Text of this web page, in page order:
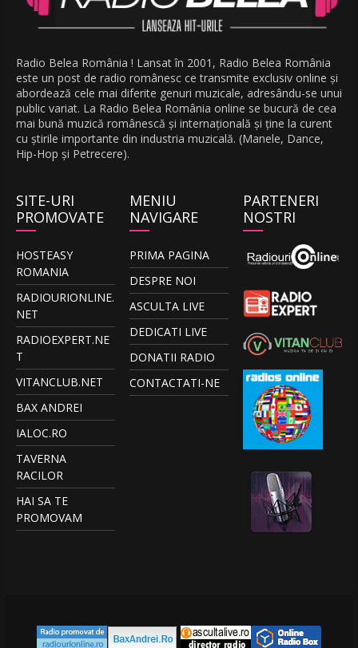
Radio Belea România ! Lansat în 2001, Radio Belea România
este un post de radio românesc ce transmite exclusiv online și
abordează cele mai diferite genuri muzicale, adresându-se unui
public variat. La Radio Belea România online se bucură de cea
mai bună muzică românescă și internațională și ține la curent
cu știrile importante din industria muzicală. (Manele, Dance,
Hip-Hop și Petrecere).
SITE-URI
PROMOVATE
HOSTEASY
ROMANIA
RADIOURIONLINE.
NET
RADIOEXPERT.NE
T
VITANCLUB.NET
BAX ANDREI
IALOC.RO
TAVERNA
RACILOR
HAI SA TE
PROMOVAM
MENIU
NAVIGARE
PRIMA PAGINA
DESPRE NOI
ASCULTA LIVE
DEDICATI LIVE
DONATII RADIO
CONTACTATI-NE
PARTENERI
NOSTRI